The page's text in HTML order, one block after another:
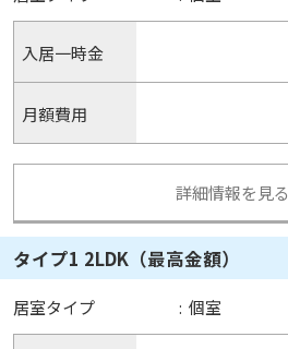
入居一時金
月額費用
詳細情報を見る
タイプ1 2LDK（最高金額）
居室タイプ : 個室